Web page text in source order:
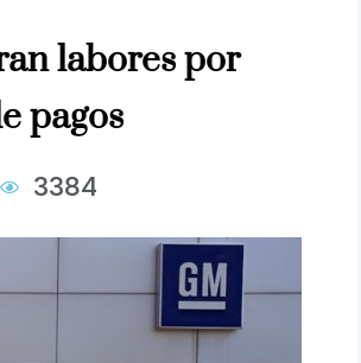
labores por
pagos
3384